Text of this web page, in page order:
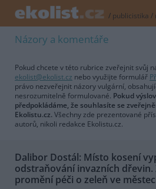
/ publicistika /
Názory a komentáře
Pokud chcete v této rubrice zveřejnit svůj
ekolist@ekolist.cz nebo využijte formulář
právo nezveřejnit názory vulgární,
nesrozumitelně formulované. Pokud
předpokládáme, že souhlasíte se
Ekolistu.cz. Všechny zde prezentované
autorů, nikoli redakce Ekolistu.cz.
Dalibor Dostál: Místo kosení
odstraňování invazních
promění péči o zeleň ve